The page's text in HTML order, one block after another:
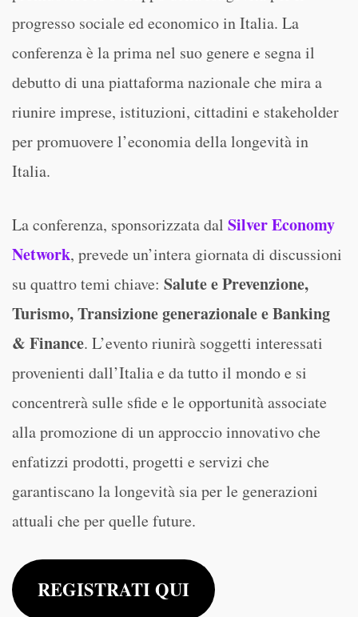
progresso sociale ed economico in Italia. La
conferenza è la prima nel suo genere e segna il
debutto di una piattaforma nazionale che mira a
riunire imprese, istituzioni, cittadini e stakeholder
per promuovere l’economia della longevità in
Italia.
La conferenza, sponsorizzata dal Silver Economy
Network, prevede un’intera giornata di discussioni
su quattro temi chiave: Salute e Prevenzione,
Turismo, Transizione generazionale e Banking
& Finance. L’evento riunirà soggetti interessati
provenienti dall’Italia e da tutto il mondo e si
concentrerà sulle sfide e le opportunità associate
alla promozione di un approccio innovativo che
enfatizzi prodotti, progetti e servizi che
garantiscano la longevità sia per le generazioni
attuali che per quelle future.
REGISTRATI QUI